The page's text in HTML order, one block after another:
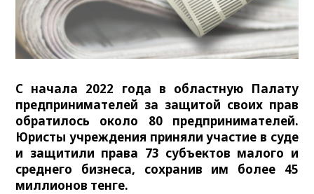
С начала 2022 года в областную Палату
предпринимателей за защитой своих прав
обратилось около 80 предпринимателей.
Юристы учреждения приняли участие в суде
и защитили права 73 субъектов малого и
среднего бизнеса, сохранив им более 45
миллионов тенге.